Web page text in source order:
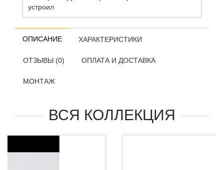
устроил
ОПИСАНИЕ ХАРАКТЕРИСТИКИ
ОТЗЫВЫ (0) ОПЛАТА И ДОСТАВКА
МОНТАЖ
ВСЯ КОЛЛЕКЦИЯ